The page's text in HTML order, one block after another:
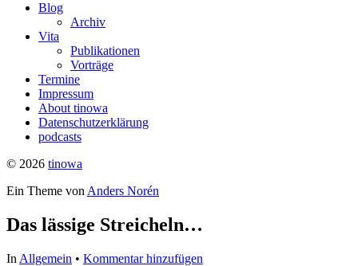
Blog
Archiv
Vita
Publikationen
Vorträge
Termine
Impressum
About tinowa
Datenschutzerklärung
podcasts
© 2026 tinowa
Ein Theme von Anders Norén
Das lässige Streicheln…
In Allgemein • Kommentar hinzufügen